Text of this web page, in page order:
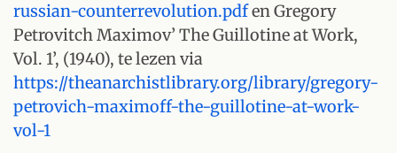
russian-counterrevolution.pdfen Gregory
Petrovitch Maximov’ The Guillotine at Work,
Vol. 1’, (1940), te lezen via
https://theanarchistlibrary.org/library/gregory-
petrovich-maximoff-the-guillotine-at-work-
vol-1